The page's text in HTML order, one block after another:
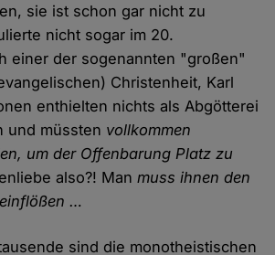
sie ist schon gar nicht zu
nicht sogar im 20.
einer der sogenannten "großen"
Christenheit, Karl
enthielten nichts als Abgötterei
und müssten vollkommen
um der Offenbarung Platz zu
also?! Manmuss ihnen den
…
sind die monotheistischen